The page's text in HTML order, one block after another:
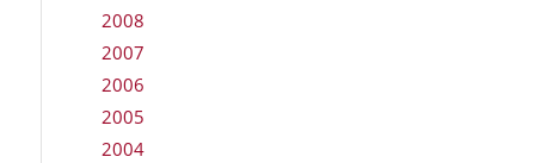
2008
2007
2006
2005
2004